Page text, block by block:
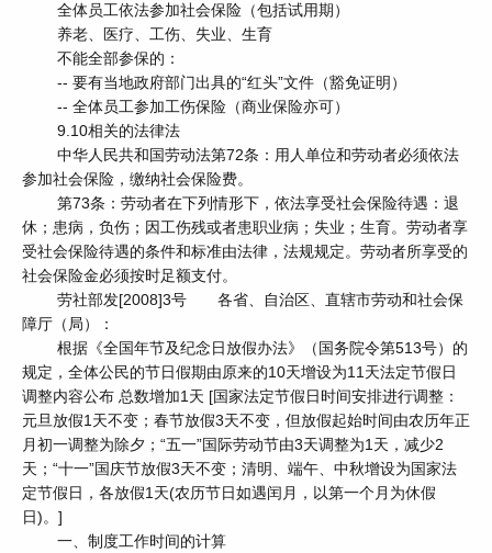
全体员工依法参加社会保险（包括试用期）
养老、医疗、工伤、失业、生育
不能全部参保的：
-- 要有当地政府部门出具的“红头”文件（豁免证明）
-- 全体员工参加工伤保险（商业保险亦可）
9.10相关的法律法
中华人民共和国劳动法第72条：用人单位和劳动者必须依法
参加社会保险，缴纳社会保险费。
第73条：劳动者在下列情形下，依法享受社会保险待遇：退
休；患病，负伤；因工伤残或者患职业病；失业；生育。劳动者享
受社会保险待遇的条件和标准由法律，法规规定。劳动者所享受的
社会保险金必须按时足额支付。
劳社部发[2008]3号 各省、自治区、直辖市劳动和社会保
障厅（局）：
根据《全国年节及纪念日放假办法》（国务院令第513号）的
规定，全体公民的节日假期由原来的10天增设为11天法定节假日
调整内容公布 总数增加1天 [国家法定节假日时间安排进行调整：
元旦放假1天不变；春节放假3天不变，但放假起始时间由农历年正
月初一调整为除夕；“五一”国际劳动节由3天调整为1天，减少2
天；“十一”国庆节放假3天不变；清明、端午、中秋增设为国家法
定节假日，各放假1天(农历节日如遇闰月，以第一个月为休假
日)。]
一、制度工作时间的计算